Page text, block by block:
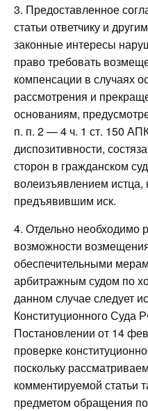
3. Предоставленное
статьи ответчику и
законные интересы
право требовать
компенсации в случаях
рассмотрения и
основаниям,
п. п. 2 — 4 ч. 1 ст. 150
диспозитивности,
сторон в гражданском
волеизъявлением
предъявившим иск.
4. Отдельно необходимо
возможности
обеспечительными
арбитражным судом по
данном случае следует
Конституционного Суда
Постановлении от 14
проверке
поскольку
комментируемой статьи
предметом обращения